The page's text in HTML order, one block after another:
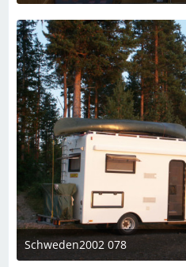
7. März 2023 um 19:08
Schweden2002 078
7. März 2023 um 19:08